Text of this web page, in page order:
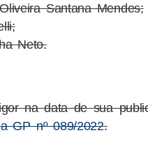
Santana Mendes;
Neto.
na data de sua
GP nº 089/2022.